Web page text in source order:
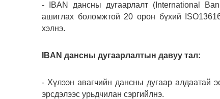
- IBAN дансны дугаарлалт (International
ашиглах боломжтой 20 орон бүхий
хэлнэ.
IBAN дансны дугаарлалтын давуу тал:
- Хүлээн авагчийн дансны дугаар алдаатай
эрсдэлээс урьдчилан сэргийлнэ.